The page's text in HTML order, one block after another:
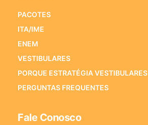
PACOTES
ITA/IME
ENEM
VESTIBULARES
PORQUE ESTRATÉGIA VESTIBULARES
PERGUNTAS FREQUENTES
Fale Conosco